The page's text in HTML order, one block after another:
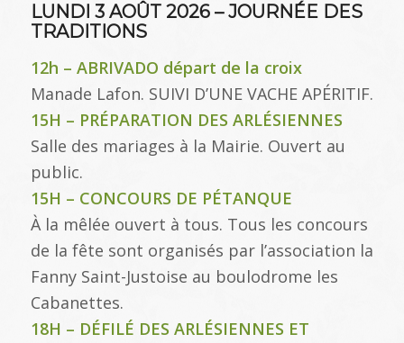
LUNDI 3 AOÛT 2026 – JOURNÉE DES
TRADITIONS
12h – ABRIVADO départ de la croix
Manade Lafon. SUIVI D’UNE VACHE APÉRITIF.
15H – PRÉPARATION DES ARLÉSIENNES
Salle des mariages à la Mairie. Ouvert au
public.
15H – CONCOURS DE PÉTANQUE
À la mêlée ouvert à tous. Tous les concours
de la fête sont organisés par l’association la
Fanny Saint-Justoise au boulodrome les
Cabanettes.
18H – DÉFILÉ DES ARLÉSIENNES ET